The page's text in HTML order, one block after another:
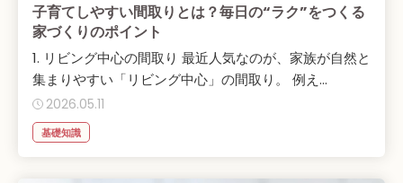
子育てしやすい間取りとは？毎日の“ラク”をつくる
家づくりのポイント
1. リビング中心の間取り 最近人気なのが、家族が自然と
集まりやすい「リビング中心」の間取り。 例え...
2026.05.11
基礎知識